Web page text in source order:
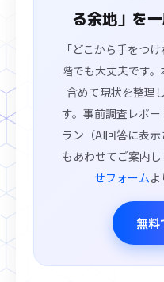
る余地」を
「どこから手をつ
階でも大丈夫です
含めて現状を整理
す。事前調査レポ
ラン（AI回答に表
もあわせてご案内
せフォーム
無料